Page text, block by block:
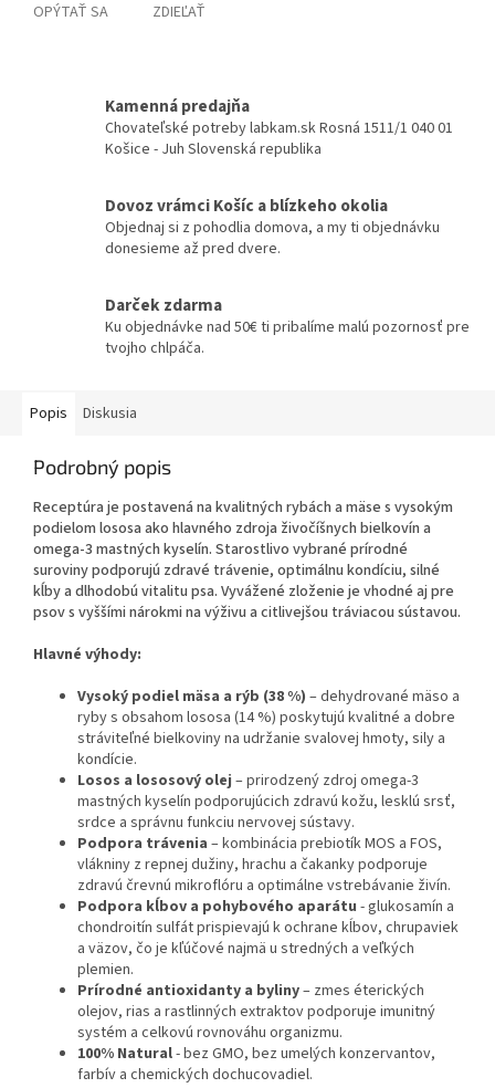
OPÝTAŤ SA ZDIEĽAŤ
Kamenná predajňa
Chovateľské potreby labkam.sk Rosná 1511/1 040 01
Košice - Juh Slovenská republika
Dovoz vrámci Košíc a blízkeho okolia
Objednaj si z pohodlia domova, a my ti objednávku
donesieme až pred dvere.
Darček zdarma
Ku objednávke nad 50€ ti pribalíme malú pozornosť pre
tvojho chlpáča.
Popis Diskusia
Podrobný popis
Receptúra je postavená na kvalitných rybách a mäse s vysokým
podielom lososa ako hlavného zdroja živočíšnych bielkovín a
omega-3 mastných kyselín. Starostlivo vybrané prírodné
suroviny podporujú zdravé trávenie, optimálnu kondíciu, silné
kĺby a dlhodobú vitalitu psa. Vyvážené zloženie je vhodné aj pre
psov s vyššími nárokmi na výživu a citlivejšou tráviacou sústavou.
Hlavné výhody:
Vysoký podiel mäsa a rýb (38 %) – dehydrované mäso a
ryby s obsahom lososa (14 %) poskytujú kvalitné a dobre
stráviteľné bielkoviny na udržanie svalovej hmoty, sily a
kondície.
Losos a lososový olej – prirodzený zdroj omega-3
mastných kyselín podporujúcich zdravú kožu, lesklú srsť,
srdce a správnu funkciu nervovej sústavy.
Podpora trávenia – kombinácia prebiotík MOS a FOS,
vlákniny z repnej dužiny, hrachu a čakanky podporuje
zdravú črevnú mikroflóru a optimálne vstrebávanie živín.
Podpora kĺbov a pohybového aparátu - glukosamín a
chondroitín sulfát prispievajú k ochrane kĺbov, chrupaviek
a väzov, čo je kľúčové najmä u stredných a veľkých
plemien.
Prírodné antioxidanty a byliny– zmes éterických
olejov, rias a rastlinných extraktov podporuje imunitný
systém a celkovú rovnováhu organizmu.
100% Natural- bez GMO, bez umelých konzervantov,
farbív a chemických dochucovadiel.